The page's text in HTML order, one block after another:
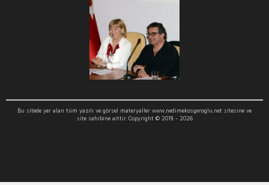
Bu sitede yer alan tüm yazılı ve görsel materyaller www.nedimekosgeroglu.net sitesine ve
site sahibine aittir. Copyright © 2018 - 2026